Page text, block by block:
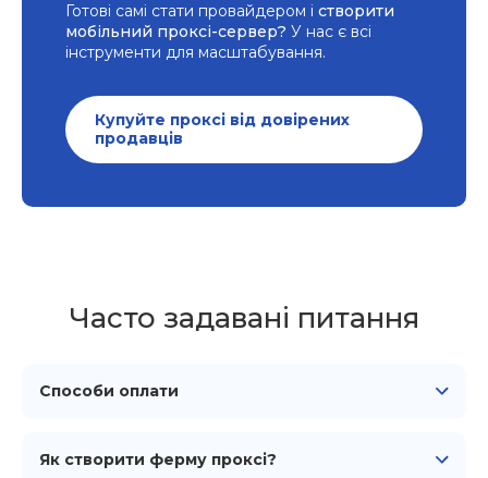
Готові самі стати провайдером і створити
мобільний проксі-сервер? У нас є всі
інструменти для масштабування.
Купуйте проксі від довірених
продавців
Часто задавані питання
Способи оплати
включаючи картки Visa, Mastercard, American
Як створити ферму проксі?